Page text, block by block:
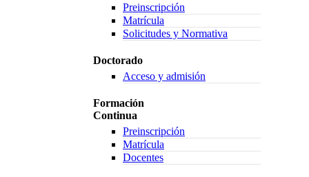
Preinscripción
Matrícula
Solicitudes y Normativa
Doctorado
Acceso y admisión
Formación
Continua
Preinscripción
Matrícula
Docentes